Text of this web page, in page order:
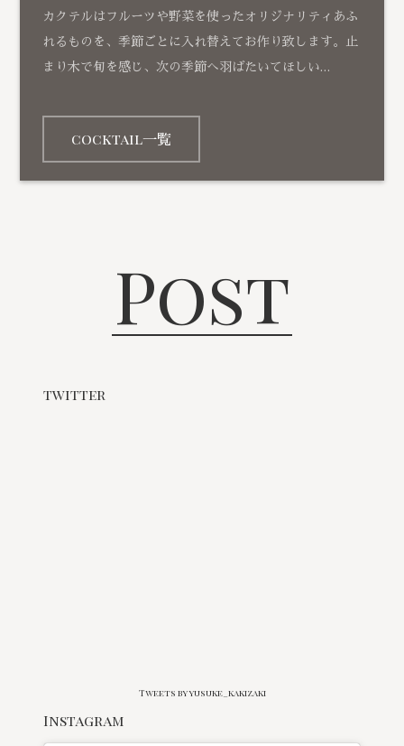
カクテルはフルーツや野菜を使ったオリジナリティあふ
れるものを、季節ごとに入れ替えてお作り致します。止
まり木で旬を感じ、次の季節へ羽ばたいてほしい…
cocktail一覧
Post
twitter
Tweets by yusuke_kakizaki
Instagram